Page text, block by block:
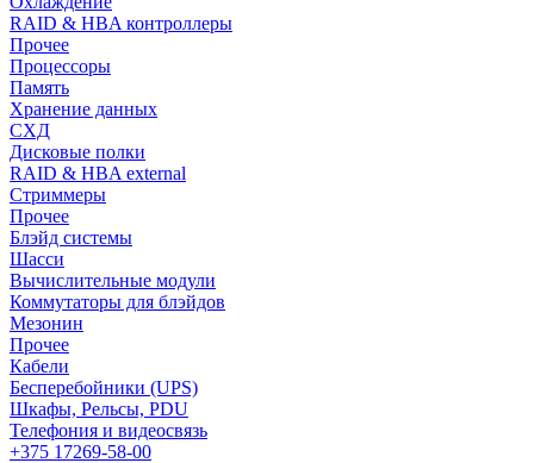
RAID & HBA контроллеры
Прочее
Процессоры
Память
Хранение данных
СХД
Дисковые полки
RAID & HBA external
Стриммеры
Прочее
Блэйд системы
Шасси
Вычислительные модули
Коммутаторы для блэйдов
Мезонин
Прочее
Кабели
Бесперебойники (UPS)
Шкафы, Рельсы, PDU
Телефония и видеосвязь
+375 17269-58-00